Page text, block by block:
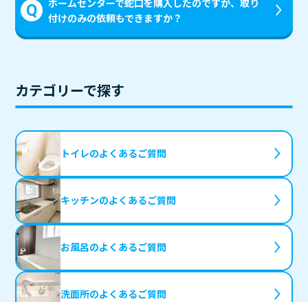
付けのみの依頼もできますか？
カテゴリーで探す
トイレのよくあるご質問
キッチンのよくあるご質問
お風呂のよくあるご質問
洗面所のよくあるご質問